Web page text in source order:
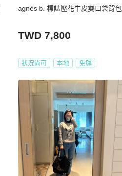
agnès b. 標誌壓花牛皮雙口袋背包
TWD 7,800
狀況尚可 本地 免運